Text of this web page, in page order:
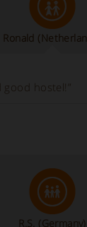
Ronald
good hostel!”
R.S. (Germany)